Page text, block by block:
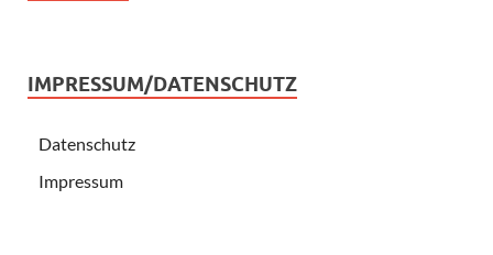
IMPRESSUM/DATENSCHUTZ
Datenschutz
Impressum